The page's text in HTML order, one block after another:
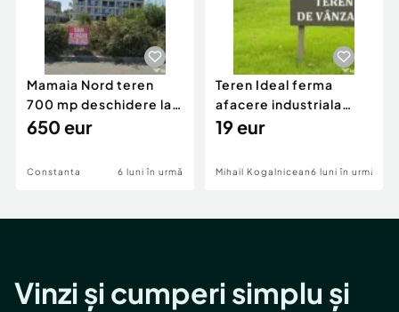
Mamaia Nord teren
700 mp deschidere la
D24 si D25
650 eur
Constanta 6 luni în urmă
Teren Ideal ferma
afacere industriala
deschidere 71 ml la
19 eur
Mihail Kogalniceanu6 luni în urmă
Vinzi și cumperi simplu și